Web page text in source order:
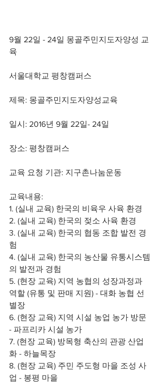
9월 22일 - 24일 몽골주민지도자양성 교
육
서울대학교 평창캠퍼스
제목: 몽골주민지도자양성교육
일시: 2016년 9월 22일- 24일
장소: 평창캠퍼스
교육 요청 기관: 지구촌나눔운동
교육내용:
1. (실내 교육) 한국의 비육우 사육 환경
2. (실내 교육) 한국의 젖소 사육 환경
3. (실내 교육) 한국의 협동 조합 발전 경
험
4. (실내 교육) 한국의 농산물 유통시스템
의 발전과 경험
5. (현장 교육) 지역 농협의 성장과정과
역할 (유통 및 판매 지원) - 대화 농협 선
별장
6. (현장 교육) 지역 시설 농업 농가 방문
- 파프리카 시설 농가
7. (현장 교육) 방목형 축산의 관광 산업
화 - 하늘목장
8. (현장 교육) 주민 주도형 마을 조성 사
업 - 봉평 마을